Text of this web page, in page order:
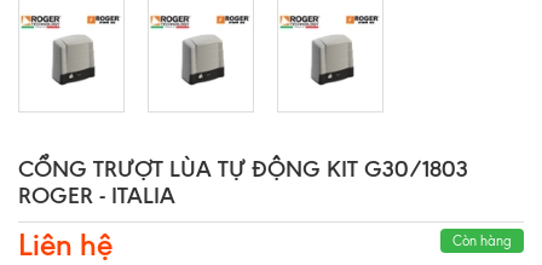
CỔNG TRƯỢT LÙA TỰ ĐỘNG KIT G30/1803
ROGER - ITALIA
Liên hệ Còn hàng